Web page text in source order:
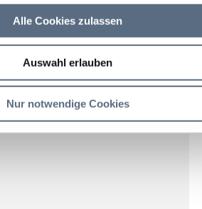
Alle Cookies zulassen
Auswahl erlauben
Nur notwendige Cookies